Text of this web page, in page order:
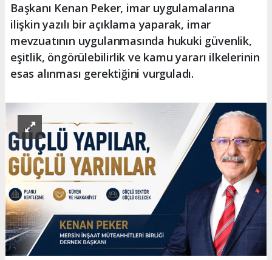
Başkanı Kenan Peker, imar uygulamalarına
ilişkin yazılı bir açıklama yaparak, imar
mevzuatının uygulanmasında hukuki güvenlik,
eşitlik, öngörülebilirlik ve kamu yararı ilkelerinin
esas alınması gerektiğini vurguladı.